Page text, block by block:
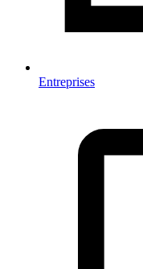
Entreprises